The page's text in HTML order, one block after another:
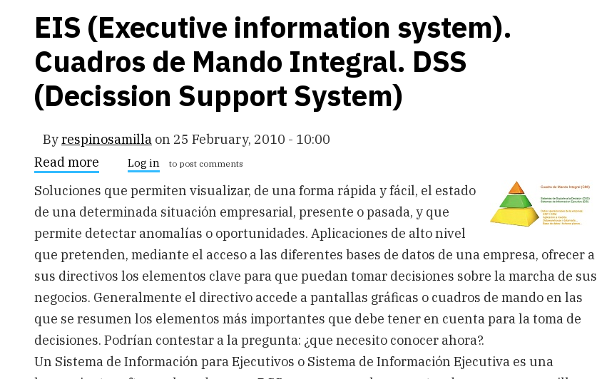
EIS (Executive information system).
Cuadros de Mando Integral. DSS
(Decission Support System)
Byrespinosamilla on 25 February, 2010 - 10:00
Read more about
(Executive
information
system).
Cuadros
de
Mando
Integral.
DSS
(Decission
Support
System)
Log in to post comments
Soluciones que permiten visualizar, de una forma rápida y fácil, el estado
de una determinada situación empresarial, presente o pasada, y que
permite detectar anomalías o oportunidades. Aplicaciones de alto nivel
que pretenden, mediante el acceso a las diferentes bases de datos de una empresa, ofrecer a
sus directivos los elementos clave para que puedan tomar decisiones sobre la marcha de sus
negocios. Generalmente el directivo accede a pantallas gráficas o cuadros de mando en las
que se resumen los elementos más importantes que debe tener en cuenta para la toma de
decisiones. Podrían contestar a la pregunta: ¿que necesito conocer ahora?.
Un Sistema de Información para Ejecutivos o Sistema de Información Ejecutiva es una